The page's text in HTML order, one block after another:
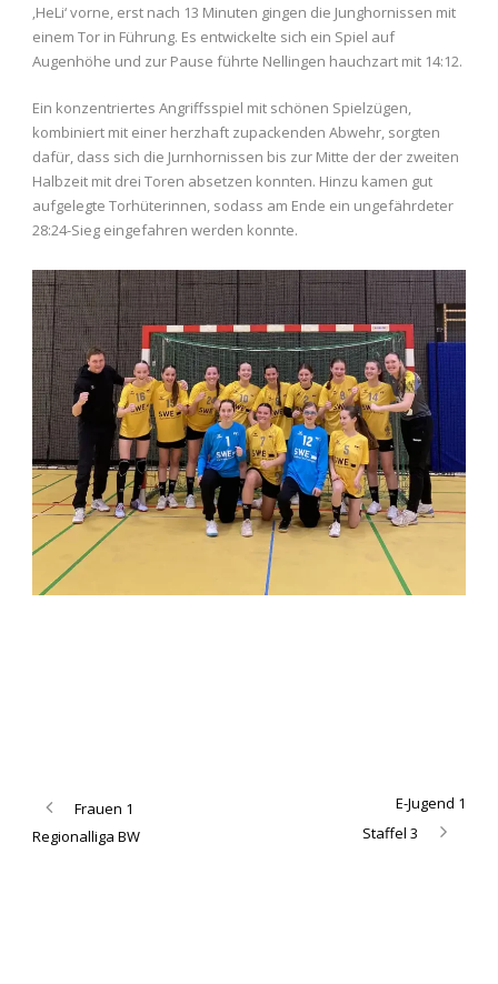
‚HeLi‘ vorne, erst nach 13 Minuten gingen die Junghornissen mit
einem Tor in Führung. Es entwickelte sich ein Spiel auf
Augenhöhe und zur Pause führte Nellingen hauchzart mit 14:12.
Ein konzentriertes Angriffsspiel mit schönen Spielzügen,
kombiniert mit einer herzhaft zupackenden Abwehr, sorgten
dafür, dass sich die Jurnhornissen bis zur Mitte der der zweiten
Halbzeit mit drei Toren absetzen konnten. Hinzu kamen gut
aufgelegte Torhüterinnen, sodass am Ende ein ungefährdeter
28:24-Sieg eingefahren werden konnte.
Frauen 1
Regionalliga BW
E-Jugend 1
Staffel 3